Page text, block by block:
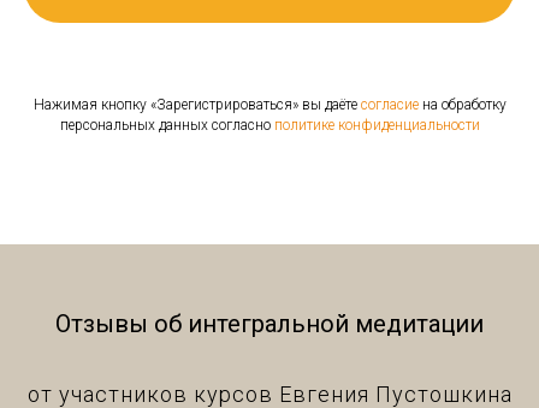
Нажимая кнопку «Зарегистрироваться» вы даёте согласиена обработку
персональных данных согласно политике конфиденциальности
Отзывы об интегральной медитации
от участников курсов Евгения Пустошкина